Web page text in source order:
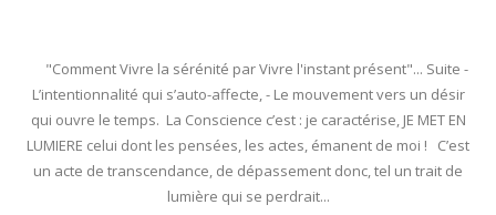
"Comment Vivre la sérénité par Vivre l'instant présent"... Suite -
L’intentionnalité qui s’auto-affecte, - Le mouvement vers un désir
qui ouvre le temps. La Conscience c’est : je caractérise, JE MET EN
LUMIERE celui dont les pensées, les actes, émanent de moi ! C’est
un acte de transcendance, de dépassement donc, tel un trait de
lumière qui se perdrait...